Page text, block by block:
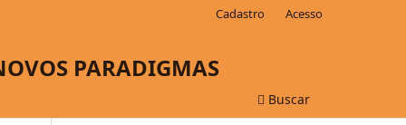
PARADIGMAS
Buscar
Cadastro Acesso